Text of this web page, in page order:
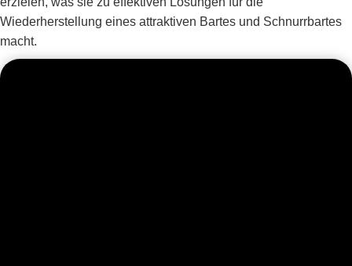
Wiederherstellung eines attraktiven Bartes und Schnurrbartes
macht.